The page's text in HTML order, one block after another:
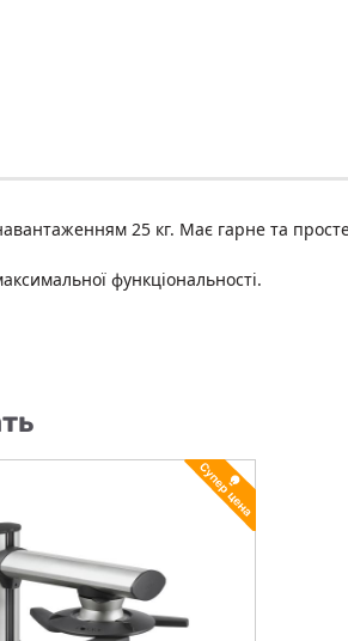
25 кг. Має гарне та
функціональності.